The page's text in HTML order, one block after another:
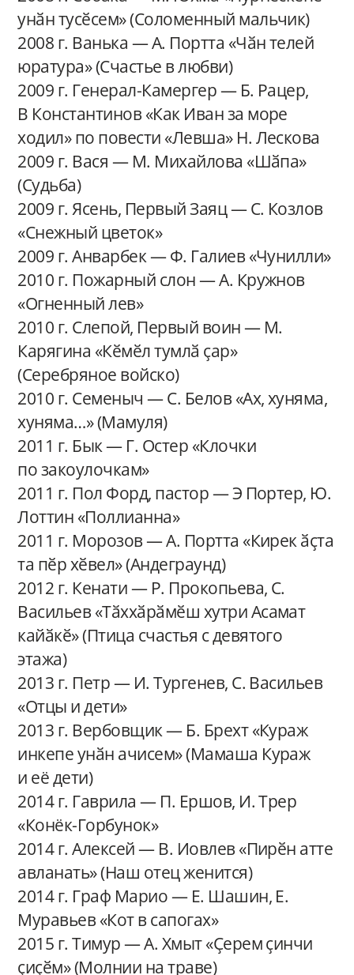
унӑн тусӗсем» (Соломенный мальчик)
2008 г. Ванька — А. Портта «Чӑн телей
юратура» (Счастье в любви)
2009 г. Генерал-Камергер — Б. Рацер,
В Константинов «Как Иван за море
ходил» по повести «Левша» Н. Лескова
2009 г. Вася — М. Михайлова «Шӑпа»
(Судьба)
2009 г. Ясень, Первый Заяц — С. Козлов
«Снежный цветок»
2009 г. Анварбек — Ф. Галиев «Чунилли»
2010 г. Пожарный слон — А. Кружнов
«Огненный лев»
2010 г. Слепой, Первый воин — М.
Карягина «Кӗмӗл тумлӑ ҫар»
(Серебряное войско)
2010 г. Семеныч — С. Белов «Ах, хуняма,
хуняма…» (Мамуля)
2011 г. Бык — Г. Остер «Клочки
по закоулочкам»
2011 г. Пол Форд, пастор — Э Портер, Ю.
Лоттин «Поллианна»
2011 г. Морозов — А. Портта «Кирек ӑҫта
та пӗр хӗвел» (Андеграунд)
2012 г. Кенати — Р. Прокопьева, С.
Васильев «Тӑххӑрӑмӗш хутри Асамат
кайӑкӗ» (Птица счастья с девятого
этажа)
2013 г. Петр — И. Тургенев, С. Васильев
«Отцы и дети»
2013 г. Вербовщик — Б. Брехт «Кураж
инкепе унӑн ачисем» (Мамаша Кураж
и её дети)
2014 г. Гаврила — П. Ершов, И. Трер
«Конёк-Горбунок»
2014 г. Алексей — В. Иовлев «Пирӗн атте
авланать» (Наш отец женится)
2014 г. Граф Марио — Е. Шашин, Е.
Муравьев «Кот в сапогах»
2015 г. Тимур — А. Хмыт «Ҫерем ҫинчи
ҫиҫӗм» (Молнии на траве)